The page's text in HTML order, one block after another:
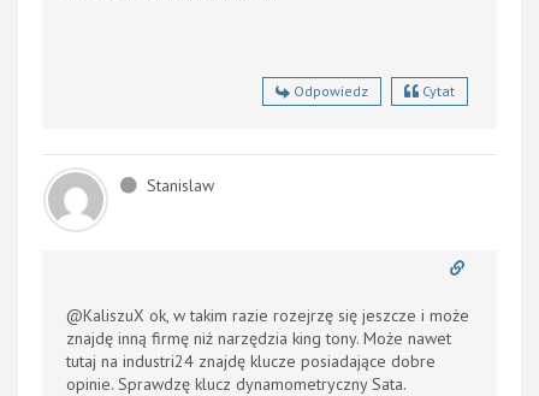
Odpowiedz Cytat
Stanislaw
@KaliszuX ok, w takim razie rozejrzę się jeszcze i może
znajdę inną firmę niż narzędzia king tony. Może nawet
tutaj na industri24 znajdę klucze posiadające dobre
opinie. Sprawdzę klucz dynamometryczny Sata.